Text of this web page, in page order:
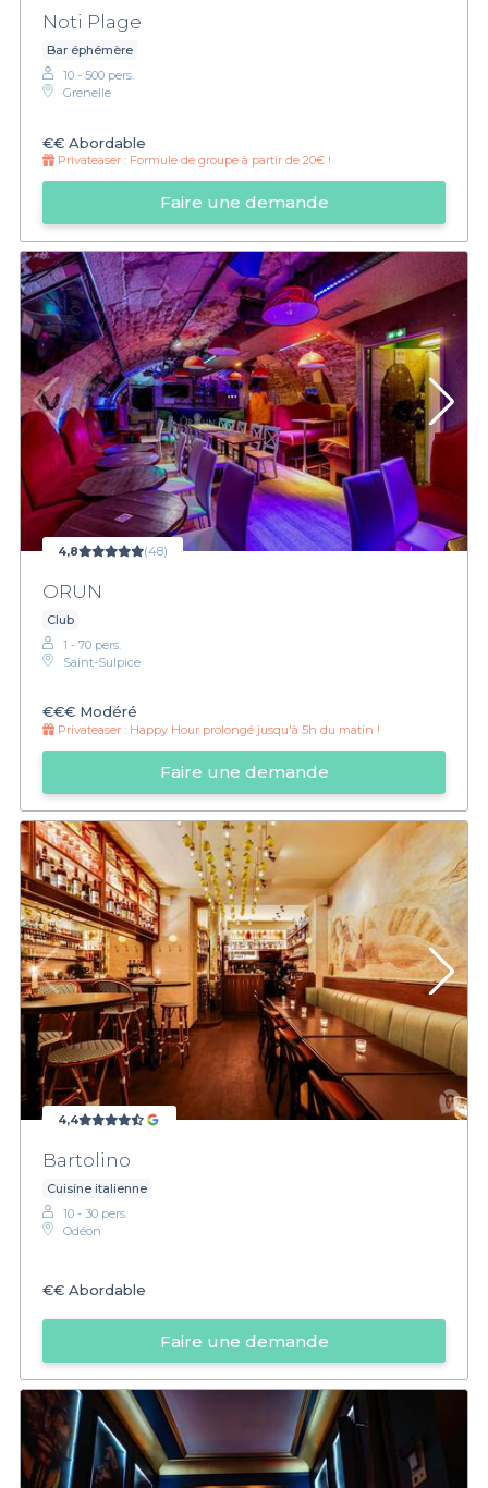
Noti Plage
Bar éphémère
10 - 500 pers.
Grenelle
€€ Abordable
Privateaser : Formule de groupe à partir de 20€ !
Faire une demande
4,8 (48)
ORUN
Club
1 - 70 pers.
Saint-Sulpice
€€€ Modéré
Privateaser : Happy Hour prolongé jusqu'à 5h du matin !
Faire une demande
4,4
Bartolino
Cuisine italienne
10 - 30 pers.
Odéon
€€ Abordable
Faire une demande